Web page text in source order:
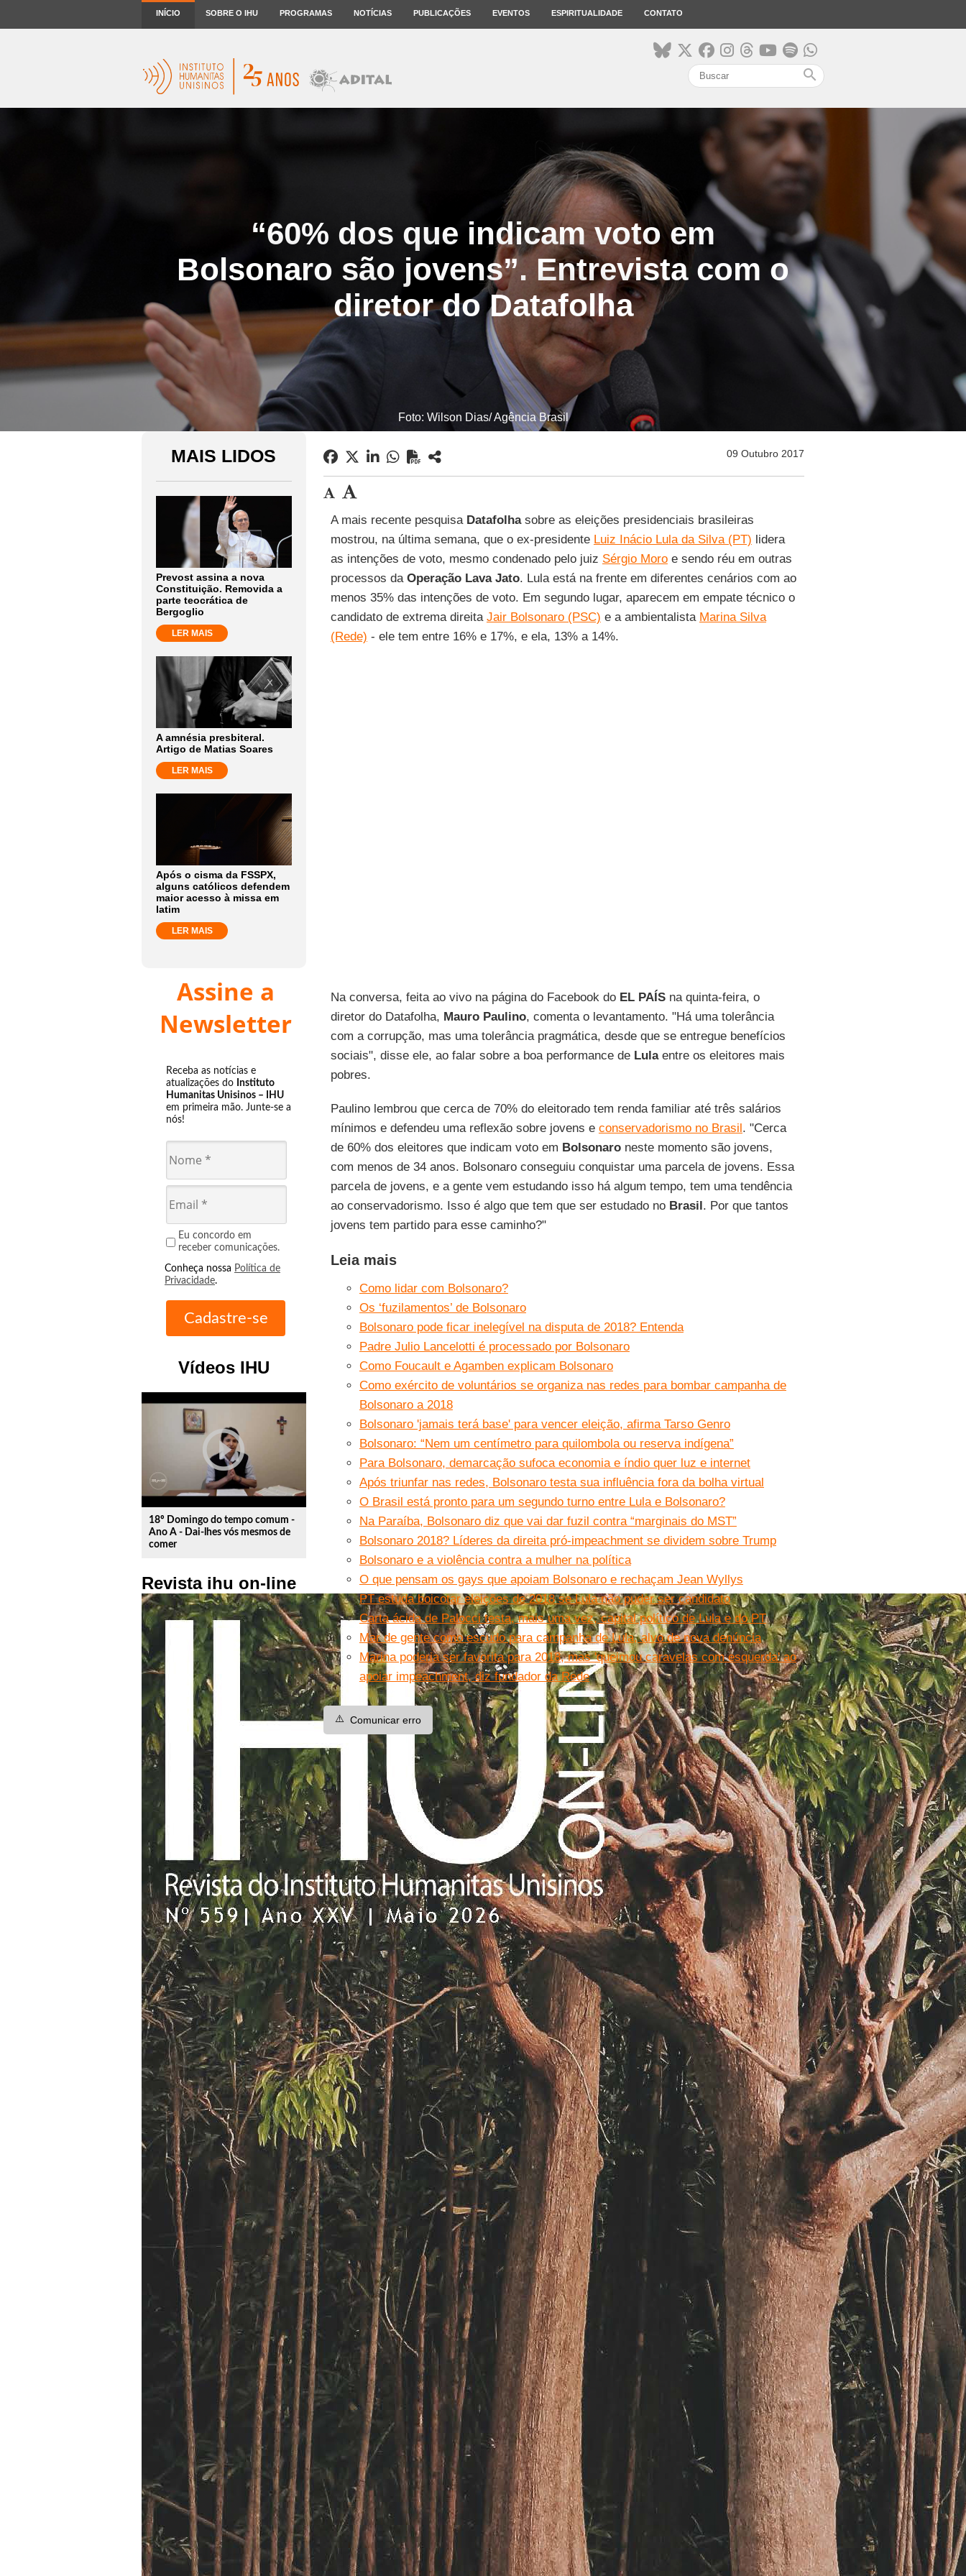
INÍCIO SOBRE O IHU PROGRAMAS NOTÍCIAS PUBLICAÇÕES EVENTOS ESPIRITUALIDADE CONTATO
search
“60% dos que indicam voto em
Bolsonaro são jovens”. Entrevista com o
diretor do Datafolha
Foto: Wilson Dias/ Agência Brasil
MAIS LIDOS
Prevost assina a nova
Constituição. Removida a
parte teocrática de
Bergoglio
LER MAIS
A amnésia presbiteral.
Artigo de Matias Soares
LER MAIS
Após o cisma da FSSPX,
alguns católicos defendem
maior acesso à missa em
latim
LER MAIS
Assine a
Newsletter
Receba as notícias e
atualizações do Instituto
Humanitas Unisinos – IHU
em primeira mão. Junte-se a
nós!
Eu concordo em
receber comunicações.
Conheça nossa Política de
Privacidade.
Vídeos IHU
play_circle_outline
18º Domingo do tempo comum -
Ano A - Dai-lhes vós mesmos de
comer
Revista ihu on-line
09 Outubro 2017
A mais recente pesquisa Datafolhasobre as eleições presidenciais brasileiras
mostrou, na última semana, que o ex-presidente Luiz Inácio Lula da Silva (PT) lidera
as intenções de voto, mesmo condenado pelo juiz Sérgio Moroe sendo réu em outras
processos da Operação Lava Jato. Lula está na frente em diferentes cenários com ao
menos 35% das intenções de voto. Em segundo lugar, aparecem em empate técnico o
candidato de extrema direita Jair Bolsonaro (PSC) e a ambientalista Marina Silva
(Rede) - ele tem entre 16% e 17%, e ela, 13% a 14%.
Na conversa, feita ao vivo na página do Facebook do EL PAÍSna quinta-feira, o
diretor do Datafolha, Mauro Paulino, comenta o levantamento. "Há uma tolerância
com a corrupção, mas uma tolerância pragmática, desde que se entregue benefícios
sociais", disse ele, ao falar sobre a boa performance de Lulaentre os eleitores mais
pobres.
Paulino lembrou que cerca de 70% do eleitorado tem renda familiar até três salários
mínimos e defendeu uma reflexão sobre jovens e conservadorismo no Brasil. "Cerca
de 60% dos eleitores que indicam voto em Bolsonaroneste momento são jovens,
com menos de 34 anos. Bolsonaro conseguiu conquistar uma parcela de jovens. Essa
parcela de jovens, e a gente vem estudando isso há algum tempo, tem uma tendência
ao conservadorismo. Isso é algo que tem que ser estudado no Brasil. Por que tantos
jovens tem partido para esse caminho?"
Leia mais
Como lidar com Bolsonaro?
Os ‘fuzilamentos’ de Bolsonaro
Bolsonaro pode ficar inelegível na disputa de 2018? Entenda
Padre Julio Lancelotti é processado por Bolsonaro
Como Foucault e Agamben explicam Bolsonaro
Como exército de voluntários se organiza nas redes para bombar campanha de
Bolsonaro a 2018
Bolsonaro 'jamais terá base' para vencer eleição, afirma Tarso Genro
Bolsonaro: “Nem um centímetro para quilombola ou reserva indígena”
Para Bolsonaro, demarcação sufoca economia e índio quer luz e internet
Após triunfar nas redes, Bolsonaro testa sua influência fora da bolha virtual
O Brasil está pronto para um segundo turno entre Lula e Bolsonaro?
Na Paraíba, Bolsonaro diz que vai dar fuzil contra “marginais do MST”
Bolsonaro 2018? Líderes da direita pró-impeachment se dividem sobre Trump
Bolsonaro e a violência contra a mulher na política
O que pensam os gays que apoiam Bolsonaro e rechaçam Jean Wyllys
PT estuda boicotar eleições de 2018 se Lula não puder ser candidato
Carta ácida de Palocci testa, mais uma vez, capital político de Lula e do PT
Mar de gente como escudo para campanha de Lula, alvo de nova denúncia
Marina poderia ser favorita para 2018, mas 'queimou caravelas com esquerda' ao
apoiar impeachment, diz fundador da Rede
⚠️ Comunicar erro